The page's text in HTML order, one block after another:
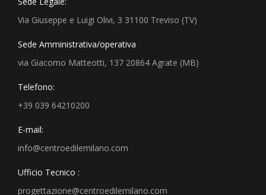
Via Giuseppe e Luigi Olivi, 3 31100 Treviso (TV)
Sede Amministrativa/operativa
via Giacomo Matteotti, 137 20864 Agrate (MB)
Telefono:
+39 039 64210200
E-mail:
info@centroedilemilano.com
Ufficio Tecnico :
progettazione@centroedilemilano.com